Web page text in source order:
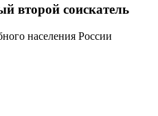
второй соискатель
населения России